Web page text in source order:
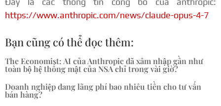
https://www.anthropic.com/news/claude-opus-4-7
Bạn cũng có thể đọc thêm:
The Economist: AI của Anthropic đã xâm nhập gần như
toàn bộ hệ thống mật của NSA chỉ trong vài giờ?
Doanh nghiệp đang lãng phí bao nhiêu tiền cho tư vấn
bán hàng?